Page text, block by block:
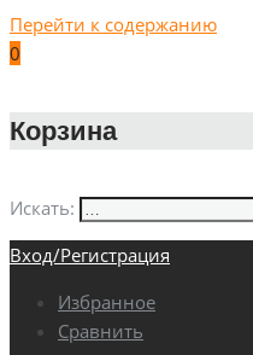
Перейти к содержанию
0
Корзина
Искать:
Вход/Регистрация
Избранное
Сравнить